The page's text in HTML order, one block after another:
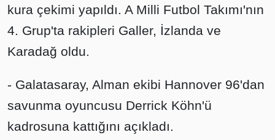
kura çekimi yapıldı. A Milli Futbol Takımı'nın
4. Grup'ta rakipleri Galler, İzlanda ve
Karadağ oldu.
- Galatasaray, Alman ekibi Hannover 96'dan
savunma oyuncusu Derrick Köhn'ü
kadrosuna kattığını açıkladı.